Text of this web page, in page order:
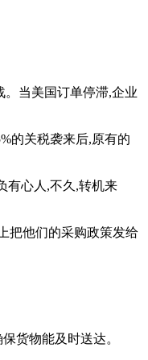
。当美国订单停滞,企业
的关税袭来后,原有的
有心人,不久,转机来
把他们的采购政策发给
货物能及时送达。